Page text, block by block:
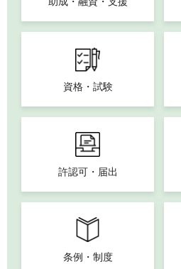
資格・試験
許認可・届出
条例・制度